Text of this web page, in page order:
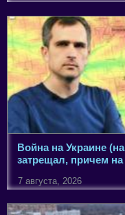
Война на Украине
затрещал, причем
7 августа, 2026